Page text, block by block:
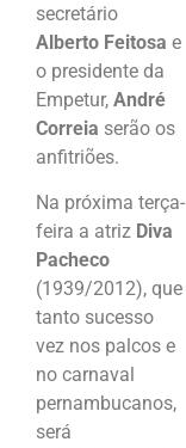
secretário
Alberto Feitosa e
o presidente da
Empetur, André
Correia serão os
anfitriões.
Na próxima terça-
feira a atriz Diva
Pacheco
(1939/2012), que
tanto sucesso
vez nos palcos e
no carnaval
pernambucanos,
será